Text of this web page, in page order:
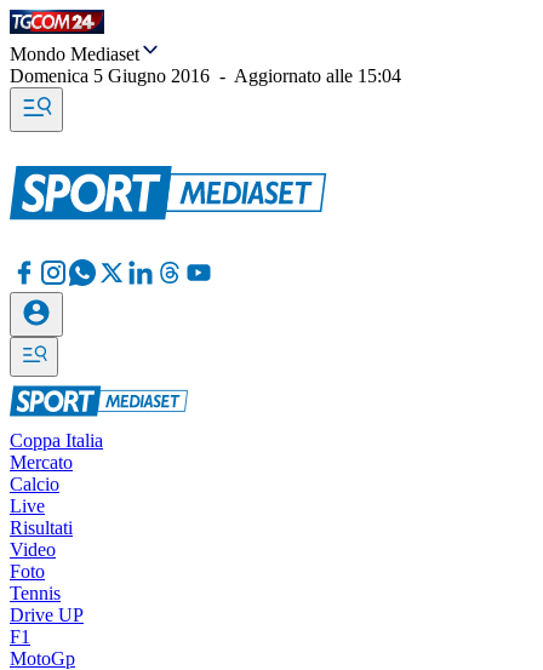
Mondo Mediaset
Domenica 5 Giugno 2016 - Aggiornato alle 15:04
Coppa Italia
Mercato
Calcio
Live
Risultati
Video
Foto
Tennis
Drive UP
F1
MotoGp